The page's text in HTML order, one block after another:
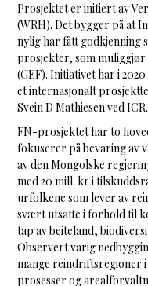
Prosjektet er initiert av
(WRH). Det bygger på at
nylig har fått godkjenning
prosjekter, som muliggjør
(GEF). Initiativet har i
et internasjonalt
Svein D Mathiesen ved ICR.
FN-prosjektet har to
fokuserer på bevaring av
av den Mongolske
med 20 mill. kr i
urfolkene som lever av
svært utsatte i forhold til
tap av beiteland,
Observert varig
mange reindriftsregioner
prosesser og